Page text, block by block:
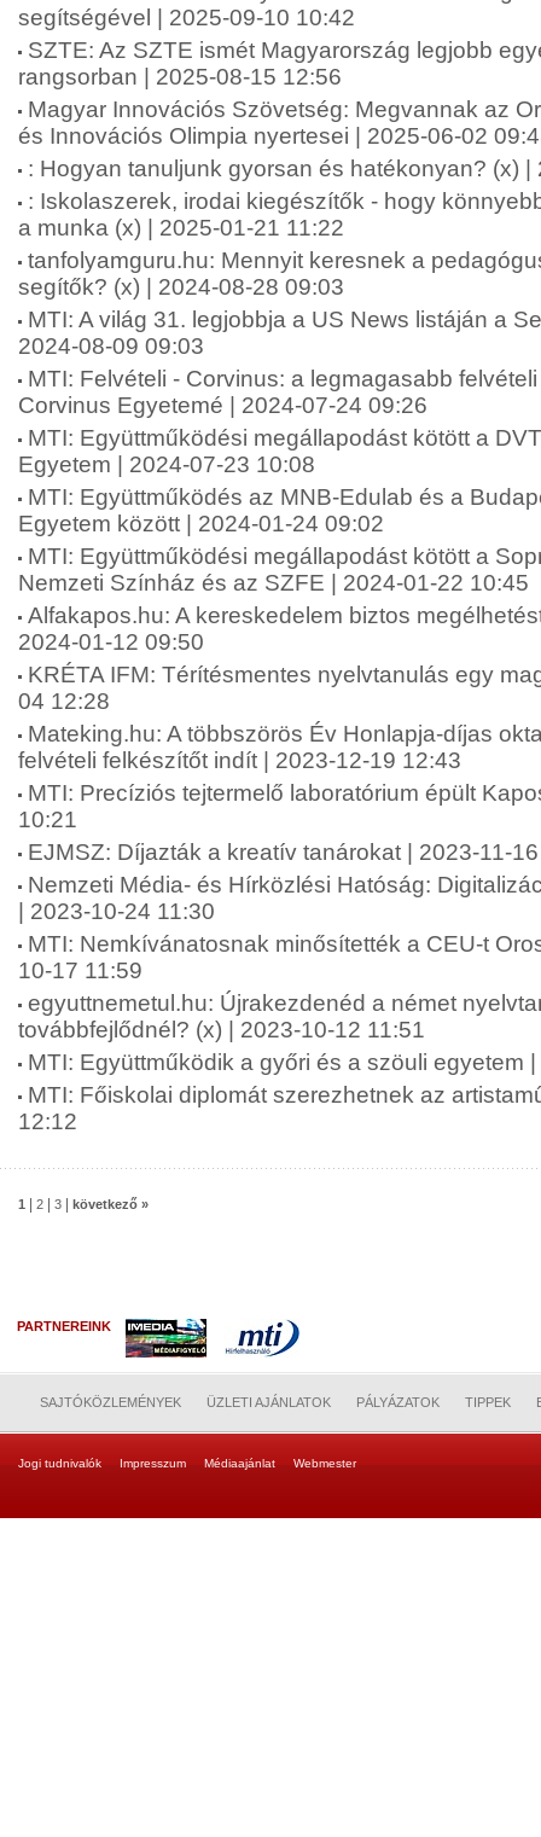
segítségével | 2025-09-10 10:42
SZTE: Az SZTE ismét Magyarország legjobb
rangsorban | 2025-08-15 12:56
Magyar Innovációs Szövetség: Megvannak az
és Innovációs Olimpia nyertesei | 2025-06-02
: Hogyan tanuljunk gyorsan és hatékonyan? (x) |
: Iskolaszerek, irodai kiegészítők - hogy
a munka (x) | 2025-01-21 11:22
tanfolyamguru.hu: Mennyit keresnek a
segítők? (x) | 2024-08-28 09:03
MTI: A világ 31. legjobbja a US News listáján a
2024-08-09 09:03
MTI: Felvételi - Corvinus: a legmagasabb
Corvinus Egyetemé | 2024-07-24 09:26
MTI: Együttműködési megállapodást kötött a
Egyetem | 2024-07-23 10:08
MTI: Együttműködés az MNB-Edulab és a
Egyetem között | 2024-01-24 09:02
MTI: Együttműködési megállapodást kötött a
Nemzeti Színház és az SZFE | 2024-01-22 10:45
Alfakapos.hu: A kereskedelem biztos
2024-01-12 09:50
KRÉTA IFM: Térítésmentes nyelvtanulás egy
04 12:28
Mateking.hu: A többszörös Év Honlapja-díjas
felvételi felkészítőt indít | 2023-12-19 12:43
MTI: Precíziós tejtermelő laboratórium épült
10:21
EJMSZ: Díjazták a kreatív tanárokat | 2023-11-
Nemzeti Média- és Hírközlési Hatóság:
| 2023-10-24 11:30
MTI: Nemkívánatosnak minősítették a CEU-t
10-17 11:59
egyuttnemetul.hu: Újrakezdenéd a német
továbbfejlődnél? (x) | 2023-10-12 11:51
MTI: Együttműködik a győri és a szöuli egyetem
MTI: Főiskolai diplomát szerezhetnek az
12:12
1 2 3 következő »
PARTNEREINK
SAJTÓKÖZLEMÉNYEK ÜZLETI AJÁNLATOK PÁLYÁZATOK TIPPEK
Jogi tudnivalók Impresszum Médiaajánlat Webmester